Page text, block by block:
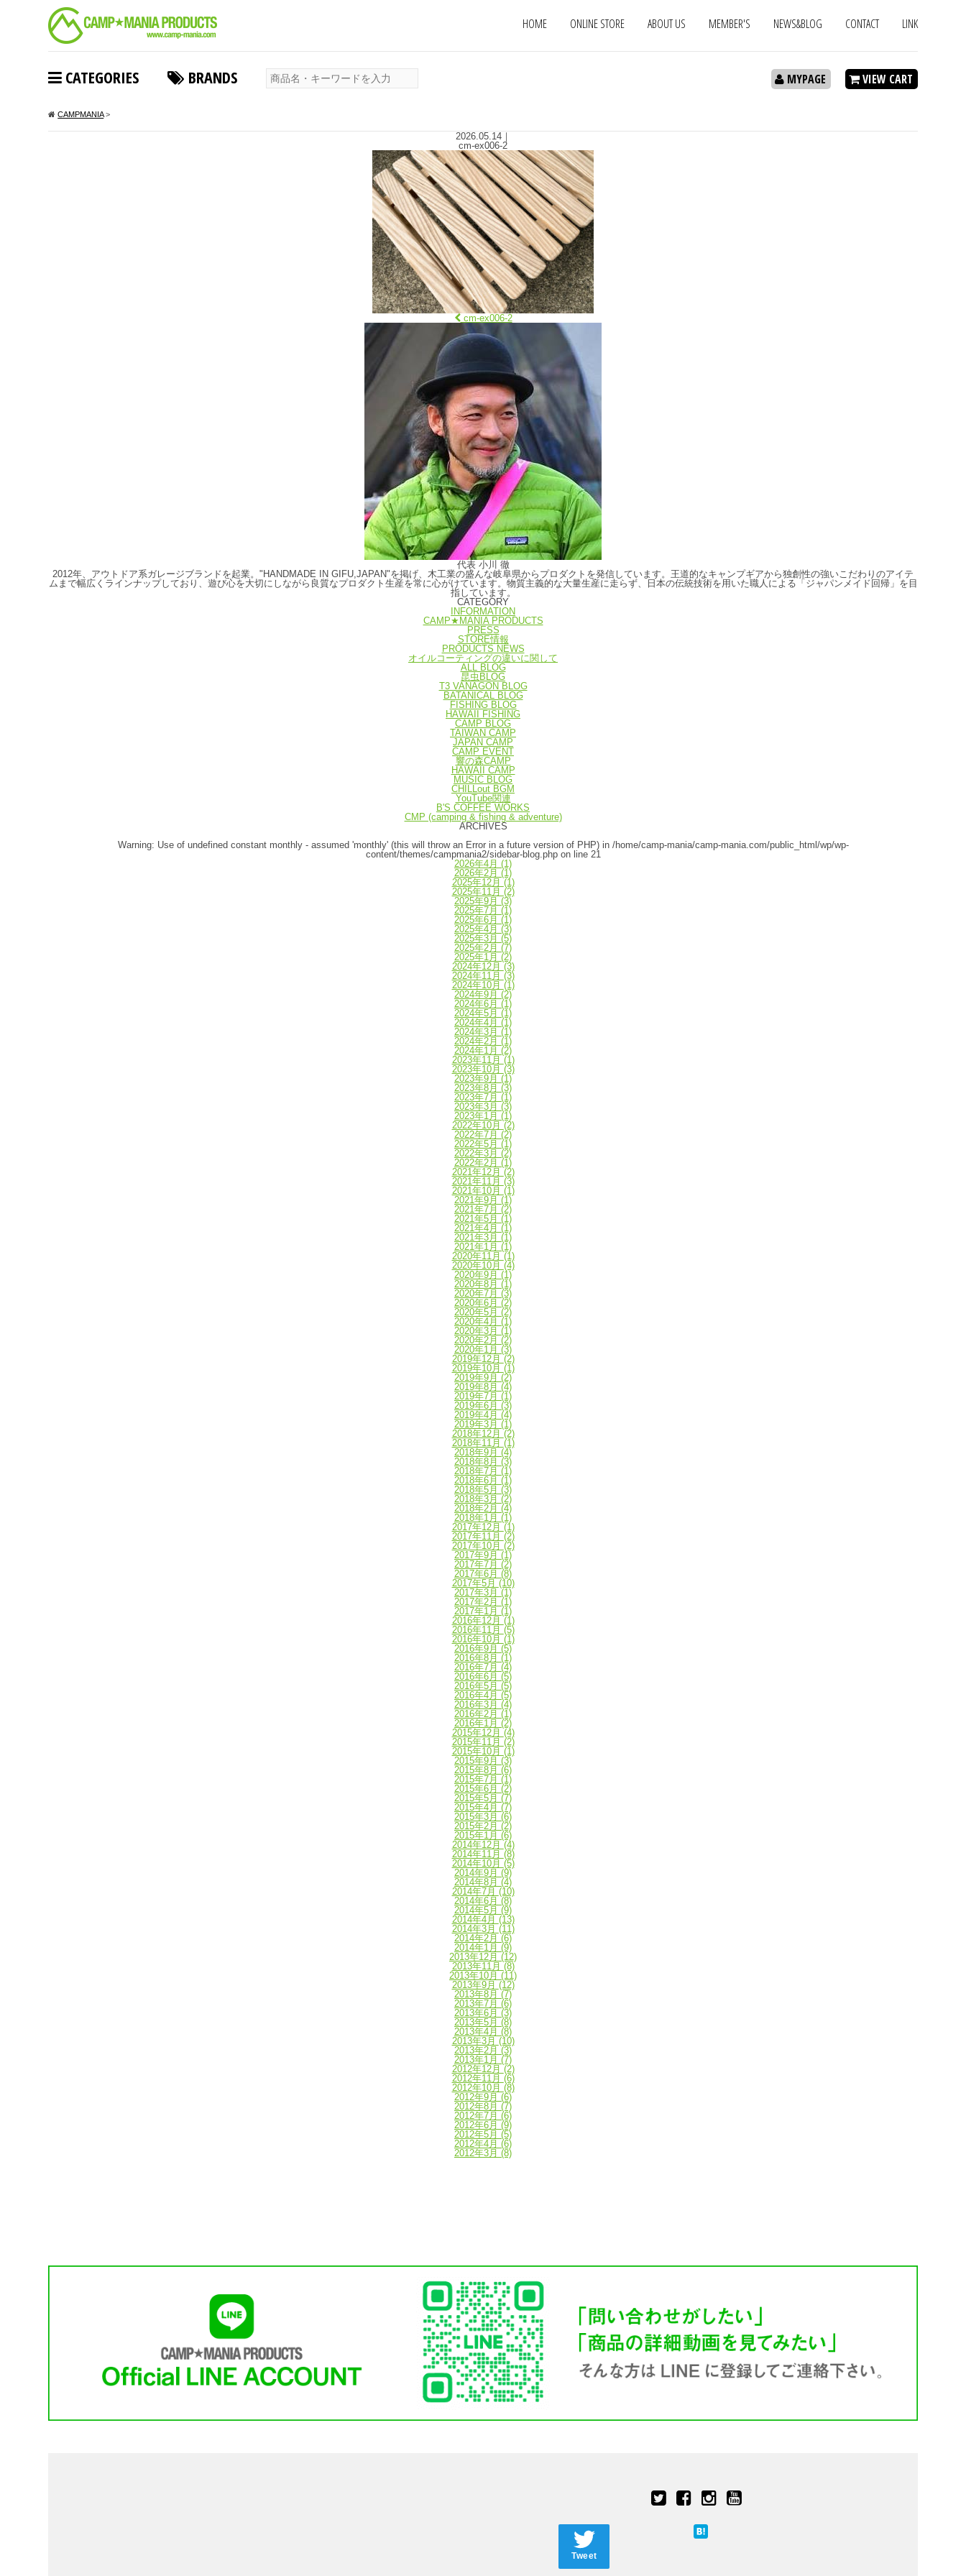
HOME ONLINE STORE ABOUT US MEMBER'S NEWS&BLOG CONTACT LINK
CATEGORIES BRANDS VIEW CART
MYPAGE
CAMPMANIA>
2026.05.14｜
cm-ex006-2
cm-ex006-2
代表 小川 徹
2012年、アウトドア系ガレージブランドを起業。"HANDMADE IN GIFU,JAPAN"を掲げ、木工業の盛んな岐阜県からプロダクトを発信しています。王道的なキャンプギアから独創性の強いこだわりのアイテ
ムまで幅広くラインナップしており、遊び心を大切にしながら良質なプロダクト生産を常に心がけています。物質主義的な大量生産に走らず、日本の伝統技術を用いた職人による「ジャパンメイド回帰」を目
指しています。
CATEGORY
INFORMATION
CAMP★MANIA PRODUCTS
PRESS
STORE情報
PRODUCTS NEWS
オイルコーティングの違いに関して
ALL BLOG
昆虫BLOG
T3 VANAGON BLOG
BATANICAL BLOG
FISHING BLOG
HAWAII FISHING
CAMP BLOG
TAIWAN CAMP
JAPAN CAMP
CAMP EVENT
響の森CAMP
HAWAII CAMP
MUSIC BLOG
CHILLout BGM
YouTube関連
B'S COFFEE WORKS
CMP (camping & fishing & adventure)
ARCHIVES
Warning: Use of undefined constant monthly - assumed 'monthly' (this will throw an Error in a future version of PHP) in /home/camp-mania/camp-mania.com/public_html/wp/wp-
content/themes/campmania2/sidebar-blog.phpon line 21
2026年4月 (1)
2026年2月 (1)
2025年12月 (1)
2025年11月 (2)
2025年9月 (3)
2025年7月 (1)
2025年6月 (1)
2025年4月 (3)
2025年3月 (5)
2025年2月 (7)
2025年1月 (2)
2024年12月 (3)
2024年11月 (3)
2024年10月 (1)
2024年9月 (2)
2024年6月 (1)
2024年5月 (1)
2024年4月 (1)
2024年3月 (1)
2024年2月 (1)
2024年1月 (2)
2023年11月 (1)
2023年10月 (3)
2023年9月 (1)
2023年8月 (3)
2023年7月 (1)
2023年3月 (3)
2023年1月 (1)
2022年10月 (2)
2022年7月 (2)
2022年5月 (1)
2022年3月 (2)
2022年2月 (1)
2021年12月 (2)
2021年11月 (3)
2021年10月 (1)
2021年9月 (1)
2021年7月 (2)
2021年5月 (1)
2021年4月 (1)
2021年3月 (1)
2021年1月 (1)
2020年11月 (1)
2020年10月 (4)
2020年9月 (1)
2020年8月 (1)
2020年7月 (3)
2020年6月 (2)
2020年5月 (2)
2020年4月 (1)
2020年3月 (1)
2020年2月 (2)
2020年1月 (3)
2019年12月 (2)
2019年10月 (1)
2019年9月 (2)
2019年8月 (4)
2019年7月 (1)
2019年6月 (3)
2019年4月 (4)
2019年3月 (1)
2018年12月 (2)
2018年11月 (1)
2018年9月 (4)
2018年8月 (3)
2018年7月 (1)
2018年6月 (1)
2018年5月 (3)
2018年3月 (2)
2018年2月 (4)
2018年1月 (1)
2017年12月 (1)
2017年11月 (2)
2017年10月 (2)
2017年9月 (1)
2017年7月 (2)
2017年6月 (8)
2017年5月 (10)
2017年3月 (1)
2017年2月 (1)
2017年1月 (1)
2016年12月 (1)
2016年11月 (5)
2016年10月 (1)
2016年9月 (5)
2016年8月 (1)
2016年7月 (4)
2016年6月 (5)
2016年5月 (5)
2016年4月 (5)
2016年3月 (4)
2016年2月 (1)
2016年1月 (2)
2015年12月 (4)
2015年11月 (2)
2015年10月 (1)
2015年9月 (3)
2015年8月 (6)
2015年7月 (1)
2015年6月 (2)
2015年5月 (7)
2015年4月 (7)
2015年3月 (6)
2015年2月 (2)
2015年1月 (6)
2014年12月 (4)
2014年11月 (8)
2014年10月 (5)
2014年9月 (9)
2014年8月 (4)
2014年7月 (10)
2014年6月 (8)
2014年5月 (9)
2014年4月 (13)
2014年3月 (11)
2014年2月 (6)
2014年1月 (9)
2013年12月 (12)
2013年11月 (8)
2013年10月 (11)
2013年9月 (12)
2013年8月 (7)
2013年7月 (6)
2013年6月 (3)
2013年5月 (8)
2013年4月 (8)
2013年3月 (10)
2013年2月 (3)
2013年1月 (7)
2012年12月 (2)
2012年11月 (6)
2012年10月 (8)
2012年9月 (6)
2012年8月 (7)
2012年7月 (6)
2012年6月 (9)
2012年5月 (5)
2012年4月 (6)
2012年3月 (8)
Tweet